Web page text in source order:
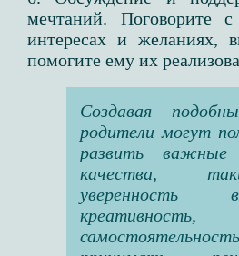
мечтаний. Поговорите
интересах и желаниях,
помогите ему их
Создавая
родители могут
развить
качества,
креативность,